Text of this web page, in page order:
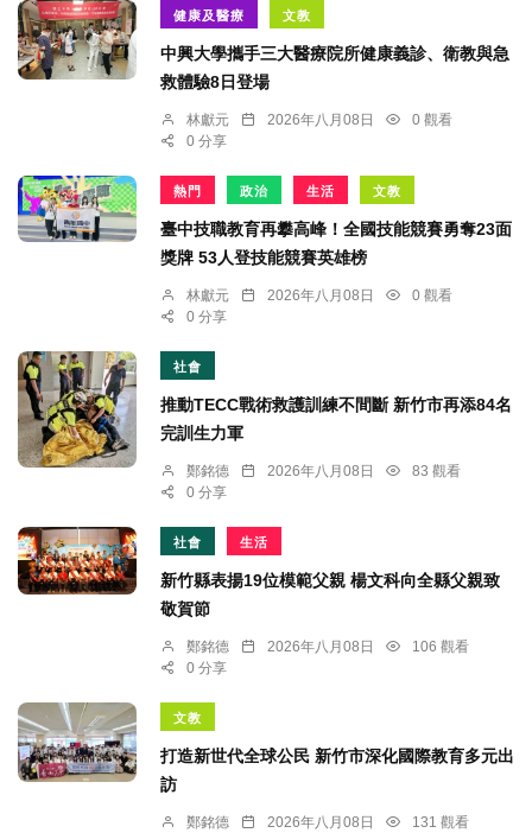
健康及醫療 文教
中興大學攜手三大醫療院所健康義診、衛教與急
救體驗8日登場
林獻元 2026年八月08日
0 觀看
0 分享
熱門 政治 生活 文教
臺中技職教育再攀高峰！全國技能競賽勇奪23面
獎牌 53人登技能競賽英雄榜
林獻元 2026年八月08日
0 觀看
0 分享
社會
推動TECC戰術救護訓練不間斷 新竹市再添84名
完訓生力軍
鄭銘德 2026年八月08日
83 觀看
0 分享
社會 生活
新竹縣表揚19位模範父親 楊文科向全縣父親致
敬賀節
鄭銘德 2026年八月08日
106 觀看
0 分享
文教
打造新世代全球公民 新竹市深化國際教育多元出
訪
鄭銘德 2026年八月08日
131 觀看